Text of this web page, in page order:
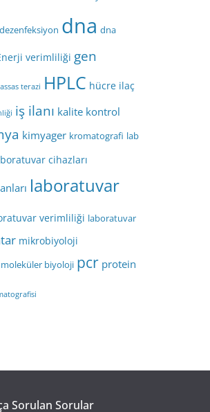
dezenfeksiyon dna dna
verimliliği gen
terazi HPLC hücre ilaç
iş ilanı kalite kontrol
kimyager kromatografi lab
cihazları
laboratuvar
verimliliği laboratuvar
mikrobiyoloji
moleküler biyoloji pcr protein
Sorulan Sorular